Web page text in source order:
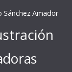
Sánchez Amador